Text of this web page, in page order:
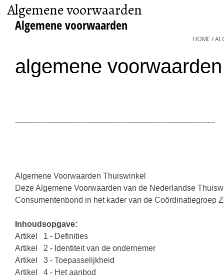
Algemene voorwaarden
Algemene voorwaarden
HOME/
algemene
--------------------------------------------------------------------------------
Algemene Voorwaarden Thuiswinkel
Deze Algemene Voorwaarden van de Nederlandse
Consumentenbond in het kader van de Coördinatiegroep
Inhoudsopgave:
Artikel 1 - Definities
Artikel 2 - Identiteit van de ondernemer
Artikel 3 - Toepasselijkheid
Artikel 4 - Het aanbod